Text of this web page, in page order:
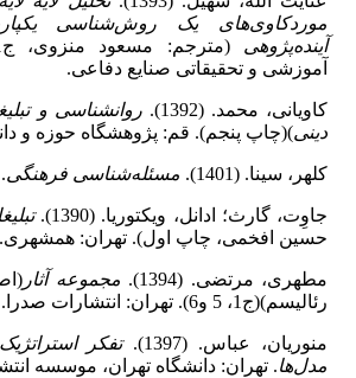
موردکاوی‌های یک روش‌شناسی
آینده‌پژوهی
آموزشی و تحقیقاتی صنایع دفاعی.
کاویانی، محمد. (1392).
روانشناسی و
دینی)(چاپ پنجم). قم: پژوهشگاه حوزه و
کلهر، سینا. (1401). مسئله‌شناسی فرهنگی
جاوِت، گارث؛ ادانل، ویکتوریا. (1390).
حسین افخمی، چاپ اول). تهران: همشهری.
مطهری، مرتضی. (1394). مجموعه آثار
رئالیسم)(ج1، 5 و6). تهران: انتشارات صدرا.
منوریان، عباس. (1397).
تفکر
مدل‌ها. تهران: دانشگاه تهران، موسسه